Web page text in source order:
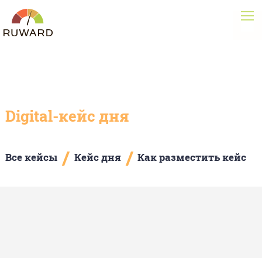
Digital-кейс дня
Все кейсы / Кейс дня / Как разместить кейс